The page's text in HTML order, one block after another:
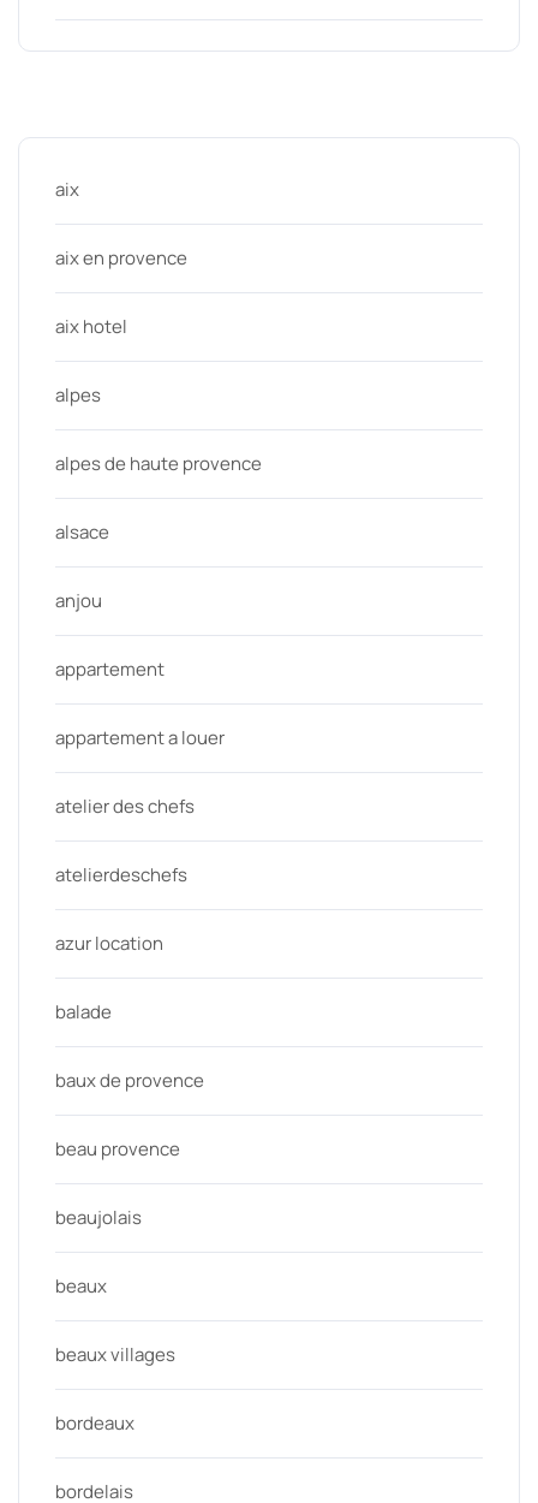
aix
aix en provence
aix hotel
alpes
alpes de haute provence
alsace
anjou
appartement
appartement a louer
atelier des chefs
atelierdeschefs
azur location
balade
baux de provence
beau provence
beaujolais
beaux
beaux villages
bordeaux
bordelais